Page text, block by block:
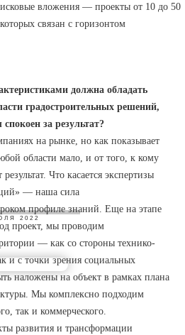
2022
вложения — проекты от 10 до 50
связан с горизонтом
должна обладать
градостроительных решений,
за результат?
на рынке, но как показывает
области мало, и от того, к кому
Что касается экспертизы
— наша сила
профиле знаний. Еще на этапе
проект, мы проводим
— как со стороны технико-
и с точки зрения социальных
наложены на объект в рамках плана
Мы комплексно подходим
так и коммерческого.
развития и трансформации